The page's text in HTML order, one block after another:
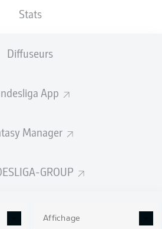
Stats
Diffuseurs
App
Manager
GROUP
Affichage
LA SAISON
2024